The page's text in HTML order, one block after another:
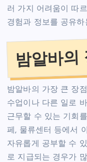
러 가지 어려움이 따
경험과 정보를 공유
밤알바의
밤알바의 가장 큰 장
수업이나 다른 일로
근무할 수 있는 기회
페, 물류센터 등에서
자유롭게 공부할 수
로 지급되는 경우가